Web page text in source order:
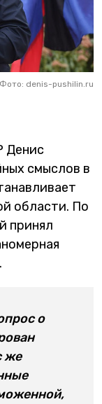
Фото: denis-pushilin.ru
Денис
смыслов в
области. По
принял
о
же